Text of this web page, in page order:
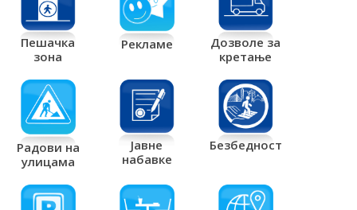
Пешачка
зона
Рекламе
Дозволе за
кретање
Радови на
улицама
Јавне
набавке
Безбедност